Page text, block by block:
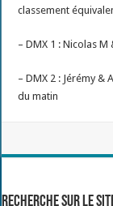
classement
– DMX 1 : Nicolas
– DMX 2 : Jérémy
du matin
Recherche sur le